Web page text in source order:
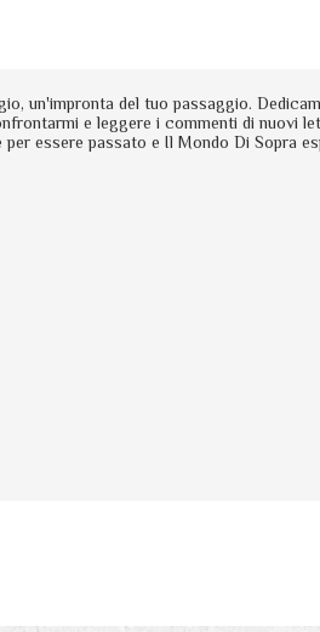
un'impronta del tuo passaggio.
e leggere i commenti di nuovi
essere passato e Il Mondo Di Sopra